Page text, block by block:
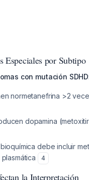
Especiales por Subtipo
con mutación SDHD
normetanefrina >2
dopamina
debe incluir
4
la Interpretación